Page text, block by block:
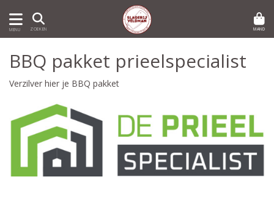
MENU ZOEKEN MAND
BBQ pakket prieelspecialist
Verzilver hier je BBQ pakket